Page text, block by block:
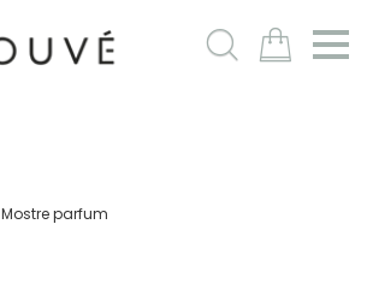
m
Mostre parfum